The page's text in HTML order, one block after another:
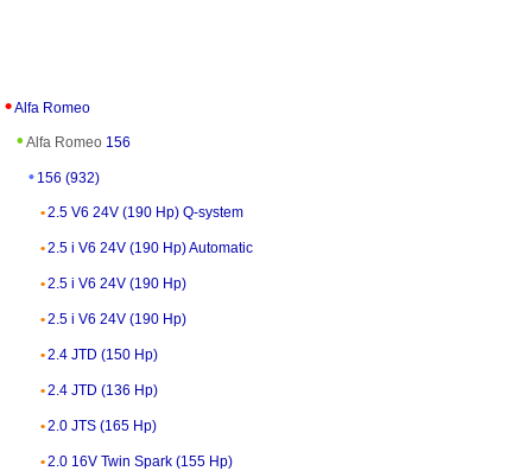
Alfa Romeo
Alfa Romeo 156
156 (932)
2.5 V6 24V (190 Hp) Q-system
2.5 i V6 24V (190 Hp) Automatic
2.5 i V6 24V (190 Hp)
2.5 i V6 24V (190 Hp)
2.4 JTD (150 Hp)
2.4 JTD (136 Hp)
2.0 JTS (165 Hp)
2.0 16V Twin Spark (155 Hp)